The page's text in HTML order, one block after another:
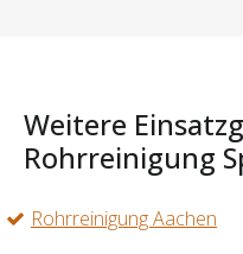
Weitere
Rohrreinigung
Rohrreinigung Aachen